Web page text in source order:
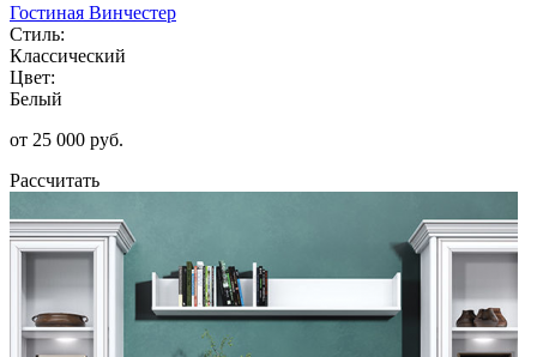
Гостиная Винчестер
Стиль:
Классический
Цвет:
Белый
от 25 000 руб.
Рассчитать